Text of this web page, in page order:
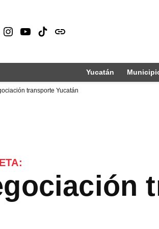
Instagram
Youtube
Tiktokissuu
Yucatán
transporte Yucatán